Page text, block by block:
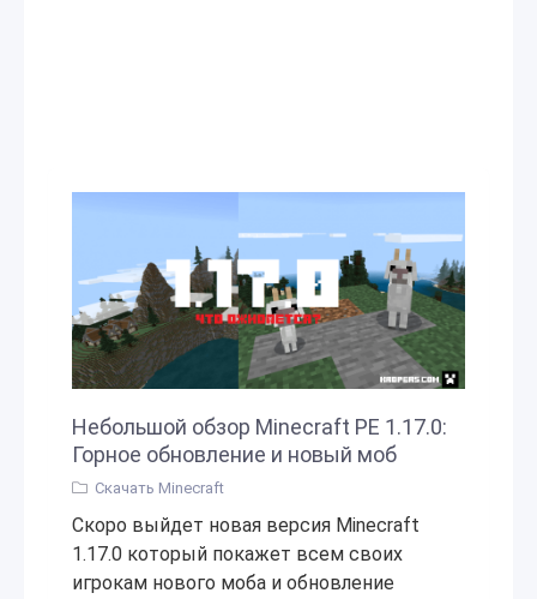
Небольшой обзор Minecraft PE 1.17.0:
Горное обновление и новый моб
Скачать Minecraft
Скоро выйдет новая версия Minecraft
1.17.0 который покажет всем своих
игрокам нового моба и обновление